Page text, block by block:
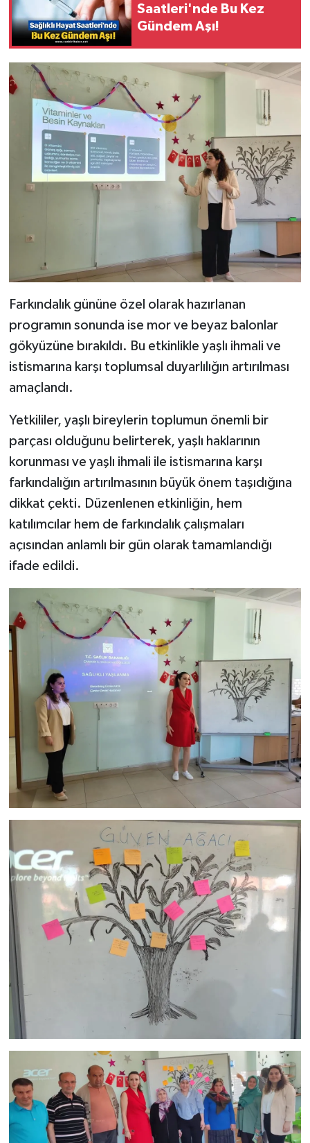
Saatleri'nde Bu Kez
Gündem Aşı!
Farkındalık gününe özel olarak hazırlanan
programın sonunda ise mor ve beyaz balonlar
gökyüzüne bırakıldı. Bu etkinlikle yaşlı ihmali ve
istismarına karşı toplumsal duyarlılığın artırılması
amaçlandı.
Yetkililer, yaşlı bireylerin toplumun önemli bir
parçası olduğunu belirterek, yaşlı haklarının
korunması ve yaşlı ihmali ile istismarına karşı
farkındalığın artırılmasının büyük önem taşıdığına
dikkat çekti. Düzenlenen etkinliğin, hem
katılımcılar hem de farkındalık çalışmaları
açısından anlamlı bir gün olarak tamamlandığı
ifade edildi.